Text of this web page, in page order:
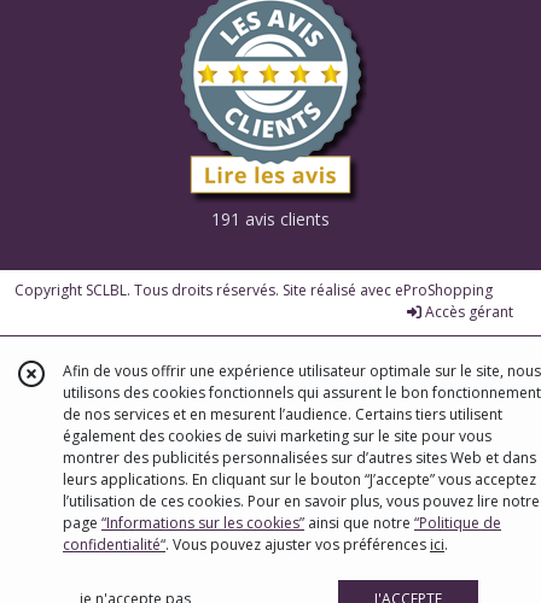
191 avis clients
Copyright SCLBL. Tous droits réservés. Site réalisé avec eProShopping
Accès gérant
Afin de vous offrir une expérience utilisateur optimale sur le site, nous
utilisons des cookies fonctionnels qui assurent le bon fonctionnement
de nos services et en mesurent l’audience. Certains tiers utilisent
également des cookies de suivi marketing sur le site pour vous
montrer des publicités personnalisées sur d’autres sites Web et dans
leurs applications. En cliquant sur le bouton “J’accepte” vous acceptez
l’utilisation de ces cookies. Pour en savoir plus, vous pouvez lire notre
page “Informations sur les cookies” ainsi que notre “Politique de
confidentialité“. Vous pouvez ajuster vos préférences ici.
je n'accepte pas J'ACCEPTE